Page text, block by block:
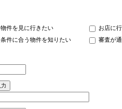
物件を見に行きたい
お店に
条件に合う物件を知りたい
審査が